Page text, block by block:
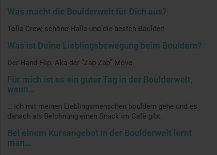
Was macht die Boulderwelt für Dich aus?
Tolle Crew, schöne Halle und die besten Boulder!
Was ist Deine Lieblingsbewegung beim Bouldern?
Der Hand Flip. Aka der “Zap-Zap” Move.
Für mich ist es ein guter Tag in der Boulderwelt,
wenn…
… ich mit meinen Lieblingsmenschen bouldern gehe und es
danach als Belohnung einen Snack im Cafè gibt.
Bei einem Kursangebot in der Boulderwelt lernt
man…